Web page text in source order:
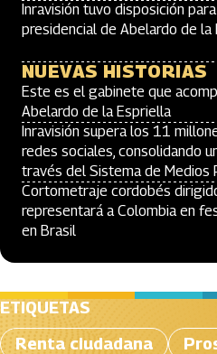
Inravisión tuvo disposición
presidencial de Abelardo de la
NUEVAS HISTORIAS
Este es el gabinete que
Abelardo de la Espriella
Inravisión supera los 11
redes sociales, consolidando
través del Sistema de Medios
Cortometraje cordobés
representará a Colombia en
en Brasil
ETIQUETAS
Renta ciudadana